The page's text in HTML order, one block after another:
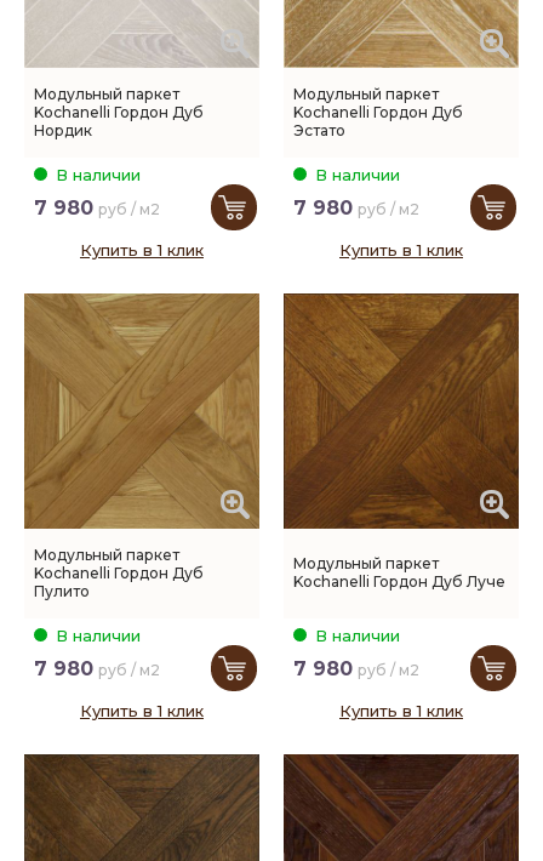
Модульный паркет
Kochanelli Гордон Дуб
Нордик
В наличии
7 980 руб / м2
Купить в 1 клик
Модульный паркет
Kochanelli Гордон Дуб
Эстато
В наличии
7 980 руб / м2
Купить в 1 клик
Модульный паркет
Kochanelli Гордон Дуб
Пулито
В наличии
7 980 руб / м2
Купить в 1 клик
Модульный паркет
Kochanelli Гордон Дуб Луче
В наличии
7 980 руб / м2
Купить в 1 клик